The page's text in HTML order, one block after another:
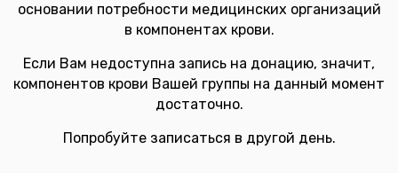
основании потребности медицинских организаций
в компонентах крови.
Если Вам недоступна запись на донацию, значит,
компонентов крови Вашей группы на данный момент
достаточно.
Попробуйте записаться в другой день.